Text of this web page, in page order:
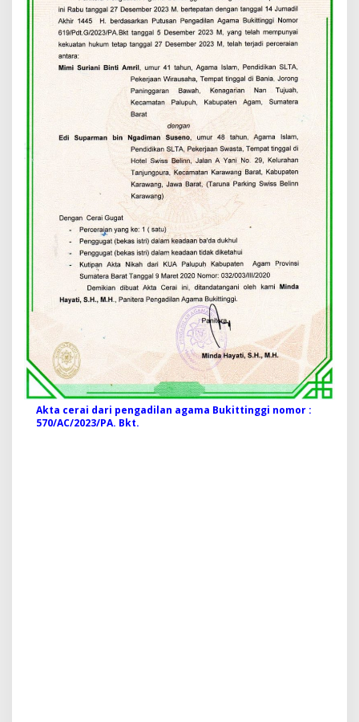
Akta cerai dari pengadilan agama Bukittinggi nomor :
570/AC/2023/PA. Bkt.